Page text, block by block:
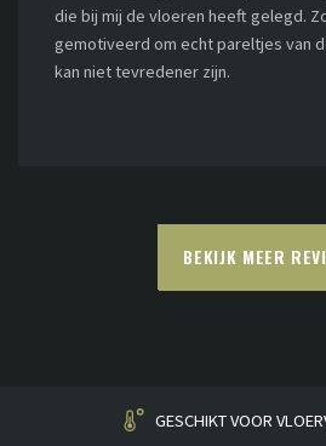
die bij mij de vloeren heeft gelegd.
gemotiveerd om echt pareltjes van
kan niet tevredener zijn.
BEKIJK MEER